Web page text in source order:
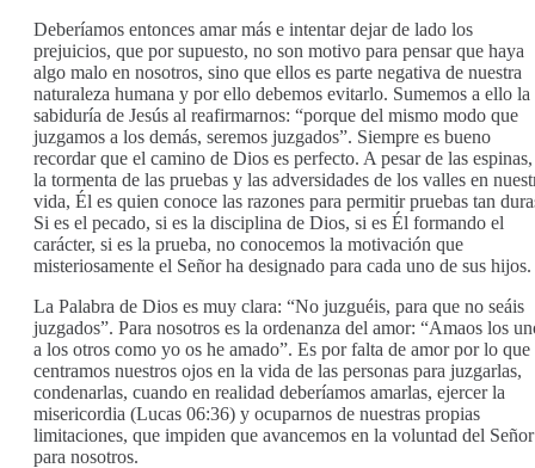
Deberíamos entonces amar más e intentar dejar de lado los
prejuicios, que por supuesto, no son motivo para pensar que haya
algo malo en nosotros, sino que ellos es parte negativa de nuestra
naturaleza humana y por ello debemos evitarlo. Sumemos a ello la
sabiduría de Jesús al reafirmarnos: “porque del mismo modo que
juzgamos a los demás, seremos juzgados”. Siempre es bueno
recordar que el camino de Dios es perfecto. A pesar de las espinas,
la tormenta de las pruebas y las adversidades de los valles en
vida, Él es quien conoce las razones para permitir pruebas tan
Si es el pecado, si es la disciplina de Dios, si es Él formando el
carácter, si es la prueba, no conocemos la motivación que
misteriosamente el Señor ha designado para cada uno de sus hijos.
La Palabra de Dios es muy clara: “No juzguéis, para que no seáis
juzgados”. Para nosotros es la ordenanza del amor: “Amaos los
a los otros como yo os he amado”. Es por falta de amor por lo que
centramos nuestros ojos en la vida de las personas para juzgarlas,
condenarlas, cuando en realidad deberíamos amarlas, ejercer la
misericordia (Lucas 06:36) y ocuparnos de nuestras propias
limitaciones, que impiden que avancemos en la voluntad del Señor
para nosotros.